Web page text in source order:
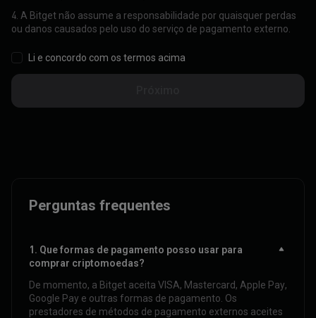
4. A Bitget não assume a responsabilidade por quaisquer perdas
ou danos causados pelo uso do serviço de pagamento externo.
Li e concordo com os termos acima
Perguntas frequentes
1. Que formas de pagamento posso usar para
comprar criptomoedas?
De momento, a Bitget aceita VISA, Mastercard, Apple Pay,
Google Pay e outras formas de pagamento. Os
prestadores de métodos de pagamento externos aceites